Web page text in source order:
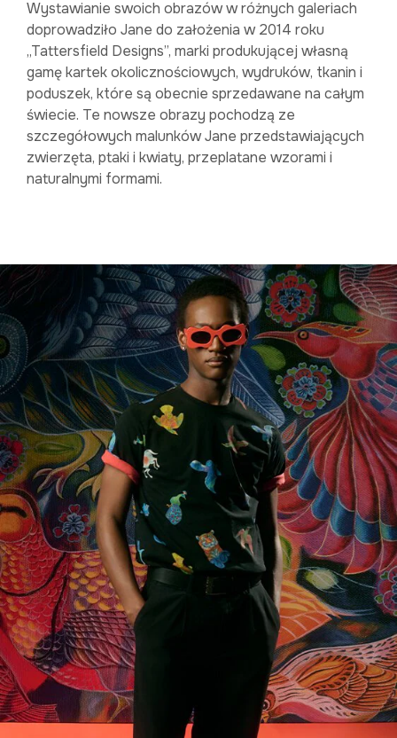
Wystawianie swoich obrazów w różnych galeriach
doprowadziło Jane do założenia w 2014 roku
„Tattersfield Designs”, marki produkującej własną
gamę kartek okolicznościowych, wydruków, tkanin i
poduszek, które są obecnie sprzedawane na całym
świecie. Te nowsze obrazy pochodzą ze
szczegółowych malunków Jane przedstawiających
zwierzęta, ptaki i kwiaty, przeplatane wzorami i
naturalnymi formami.